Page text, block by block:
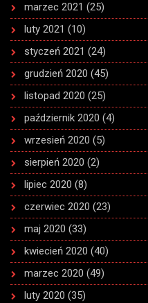
marzec 2021 (25)
luty 2021 (10)
styczeń 2021 (24)
grudzień 2020 (45)
listopad 2020 (25)
październik 2020 (4)
wrzesień 2020 (5)
sierpień 2020 (2)
lipiec 2020 (8)
czerwiec 2020 (23)
maj 2020 (33)
kwiecień 2020 (40)
marzec 2020 (49)
luty 2020 (35)